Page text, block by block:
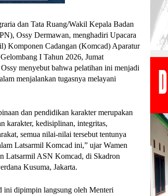
dan Tata Ruang/Wakil Kepala Badan
Ossy Dermawan, menghadiri Upacara
Komponen Cadangan (Komcad) Aparatur
I Tahun 2026, Jumat
menyebut bahwa pelatihan ini menjadi
menjalankan tugasnya melayani
dan pendidikan karakter merupakan
karakter, kedisiplinan, integritas,
semua nilai-nilai tersebut tentunya
Latsarmil Komcad ini,” ujar Wamen
Latsarmil ASN Komcad, di Skadron
Kusuma, Jakarta.
ini dipimpin langsung oleh Menteri